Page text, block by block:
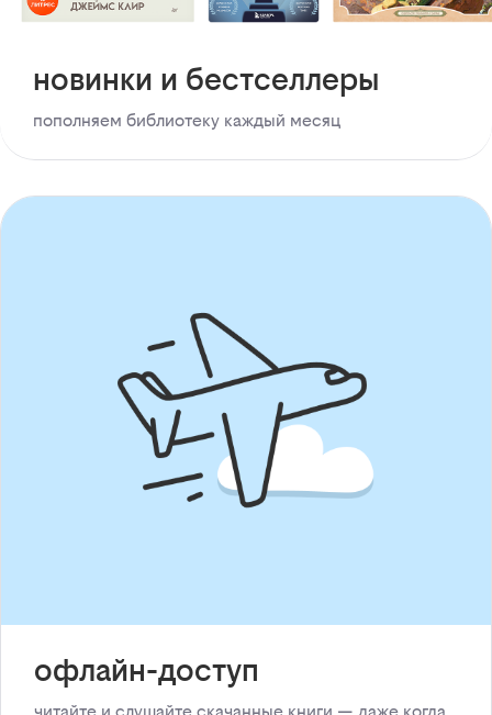
новинки и бестселлеры
пополняем библиотеку каждый месяц
офлайн-доступ